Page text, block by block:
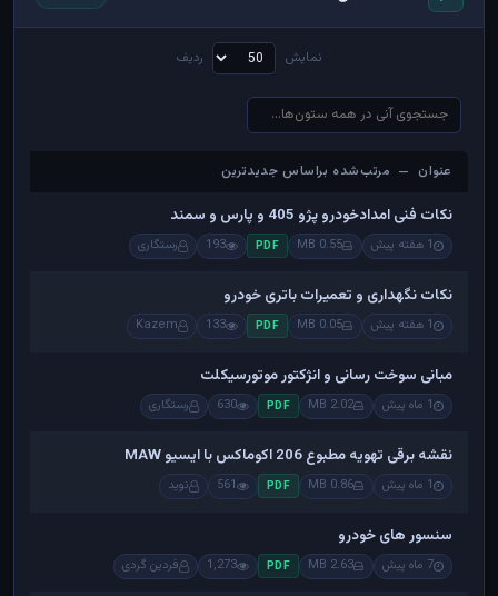
نمایش ردیف
عنوان — مرتب‌شده براساس جدیدترین
عنوان — مرتب‌شده براساس جدیدترین
نکات فنی امدادخودرو پژو 405 و پارس و سمند
1 هفته پیش 0.55 MB
PDF
193 رستگاری
نکات نگهداری و تعمیرات باتری خودرو
1 هفته پیش 0.05 MB
PDF
133
Kazem
مبانی سوخت رسانی و انژکتور موتورسیکلت
1 ماه پیش 2.02 MB
PDF
630 رستگاری
نقشه برقی تهویه مطبوع 206 اکوماکس با ایسیو MAW
1 ماه پیش 0.86 MB
PDF
561 نوید
سنسور های خودرو
7 ماه پیش 2.63 MB
PDF
1,273 فردین گردی